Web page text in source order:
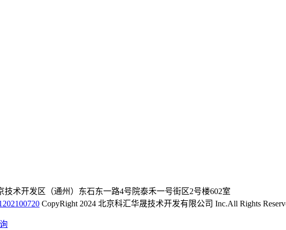
技术开发区（通州）东石东一路4号院泰禾一号街区2号楼602室
CopyRight 2024 北京科汇华晟技术开发有限公司 Inc.All Rights